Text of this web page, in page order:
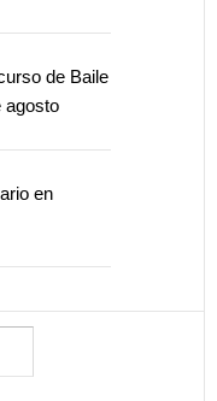
de Baile
agosto
en